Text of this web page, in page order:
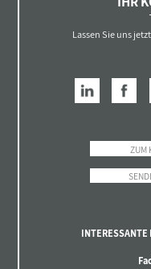
Lassen Sie uns
ZUM
INTERESSANTE